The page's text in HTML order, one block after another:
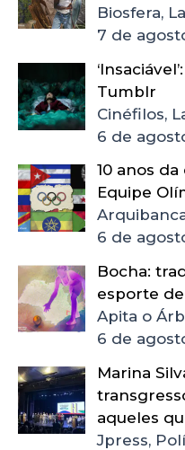
Biosfera,
7 de
Tumblr
Cinéfilos,
6 de
10 anos
Equipe
6 de
Bocha:
esporte
Apita o
6 de
Marina
aqueles
Jpress,